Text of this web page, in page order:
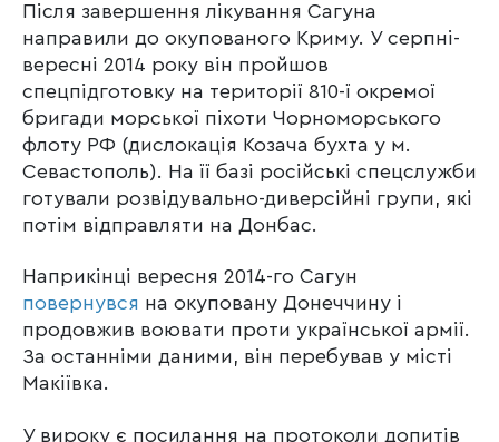
Після завершення лікування Сагуна
направили до окупованого Криму. У серпні-
вересні 2014 року він пройшов
спецпідготовку на території 810-ї окремої
бригади морської піхоти Чорноморського
флоту РФ (дислокація Козача бухта у м.
Севастополь). На її базі російські спецслужби
готували розвідувально-диверсійні групи, які
потім відправляти на Донбас.
Наприкінці вересня 2014-го Сагун
повернувся на окуповану Донеччину і
продовжив воювати проти української армії.
За останніми даними, він перебував у місті
Макіївка.
У вироку є посилання на протоколи допитів